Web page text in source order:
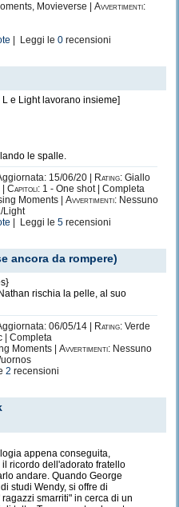
Movieverse | Avvertimenti:
| Leggi le 0 recensioni
e Light lavorano insieme]
le spalle.
15/06/20 | Rating: Giallo
Capitoli: 1 - One shot | Completa
Moments | Avvertimenti: Nessuno
Light
| Leggi le 5 recensioni
ancora da rompere)
rischia la pelle, al suo
06/05/14 | Rating: Verde
| Completa
Moments | Avvertimenti: Nessuno
2 recensioni
appena conseguita,
ricordo dell'adorato fratello
andare. Quando George
studi Wendy, si offre di
smarriti" in cerca di un